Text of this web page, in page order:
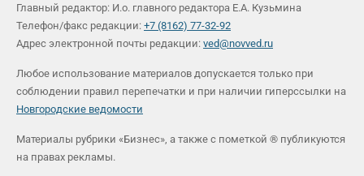
Главный редактор: И.о. главного редактора Е.А. Кузьмина
Телефон/факс редакции: +7 (8162) 77-32-92
Адрес электронной почты редакции: ved@novved.ru
Любое использование материалов допускается только при
соблюдении правил перепечатки и при наличии гиперссылки на
Новгородские ведомости
Материалы рубрики «Бизнес», а также с пометкой ® публикуются
на правах рекламы.